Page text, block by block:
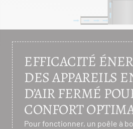
EFFICACITÉ
DES APPAREILS
D’AIR FERMÉ
CONFORT
Pour fonctionner, un poêle à